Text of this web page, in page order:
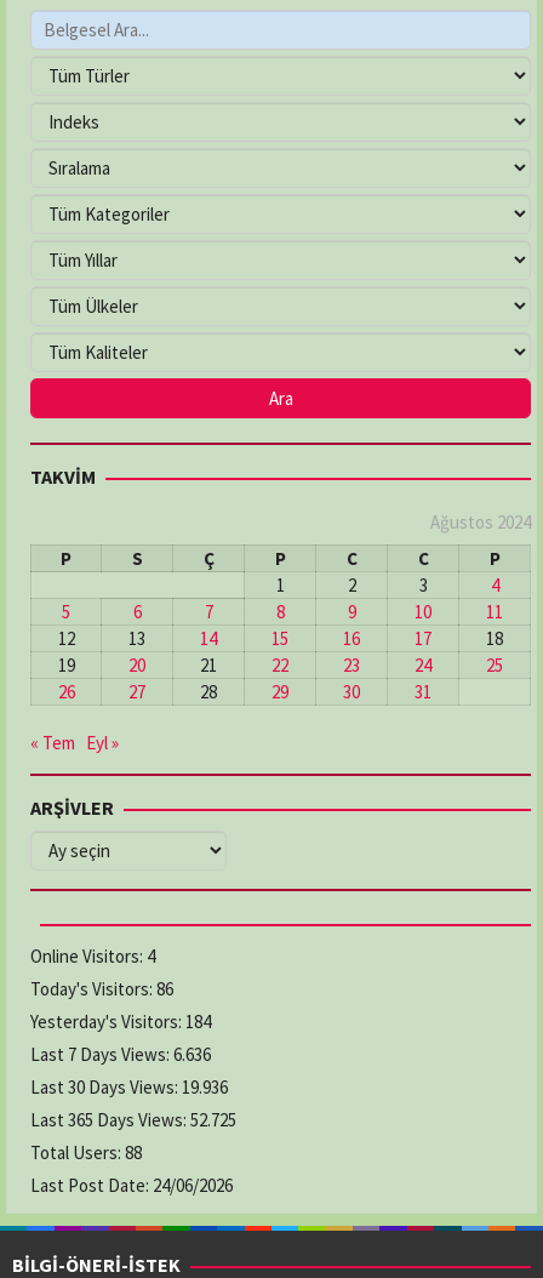
TAKVİM
Ağustos 2024
P
S Ç P C C
P
1
2 3
4
5
6 7 8 9 10
11
12
13 14 15 16 17
18
19
20 21 22 23 24
25
26
27 28 29 30 31
« Tem Eyl »
ARŞİVLER
ARŞİVLER
Online Visitors: 4
Today's Visitors: 86
Yesterday's Visitors: 184
Last 7 Days Views: 6.636
Last 30 Days Views: 19.936
Last 365 Days Views: 52.725
Total Users: 88
Last Post Date: 24/06/2026
BİLGİ-ÖNERİ-İSTEK